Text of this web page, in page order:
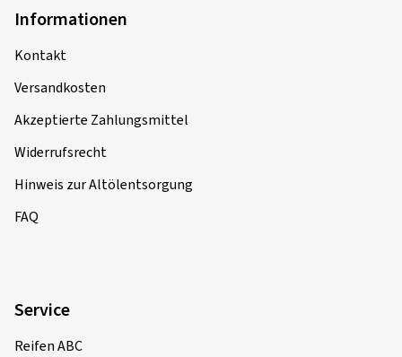
Informationen
Kontakt
Versandkosten
Akzeptierte Zahlungsmittel
Widerrufsrecht
Hinweis zur Altölentsorgung
FAQ
Service
Reifen ABC